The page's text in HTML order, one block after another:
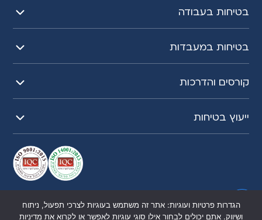
בטיחות בעבודה
בטיחות במעבדות
קורסים והדרכות
ייעוץ בטיחות
כל הזכויות שמורות לשחר הנדסת בטיחות 2026
UI UX קידום אתר | הצהרת נגישות
הגדרות פרטיות ועוגיות: אתר זה משתמש בעוגיות לצרכי תפעול, ניתוח
ושיווק. אתם יכולים לבחור אילו סוגי עוגיות לאפשר או לקרוא את מדיניות